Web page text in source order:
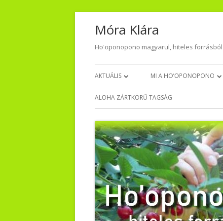
Móra Klára
Ho'oponopono magyarul, hiteles forrásból
Primary
Menu
AKTUÁLIS
NAPI HÁLA
MI A HO’OPONOPONO
VISSZAJELZÉSEK – TŐLETEK
ALOHA ZÁRTKÖRŰ TAGSÁG